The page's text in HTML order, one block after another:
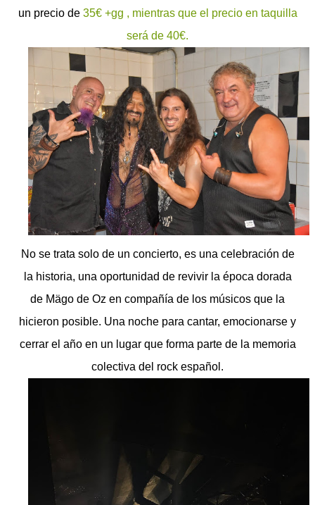
un precio de 35€ +gg , mientras que el precio en taquilla
será de 40€.
No se trata solo de un concierto, es una celebración de
la historia, una oportunidad de revivir la época dorada
de Mägo de Oz en compañía de los músicos que la
hicieron posible. Una noche para cantar, emocionarse y
cerrar el año en un lugar que forma parte de la memoria
colectiva del rock español.